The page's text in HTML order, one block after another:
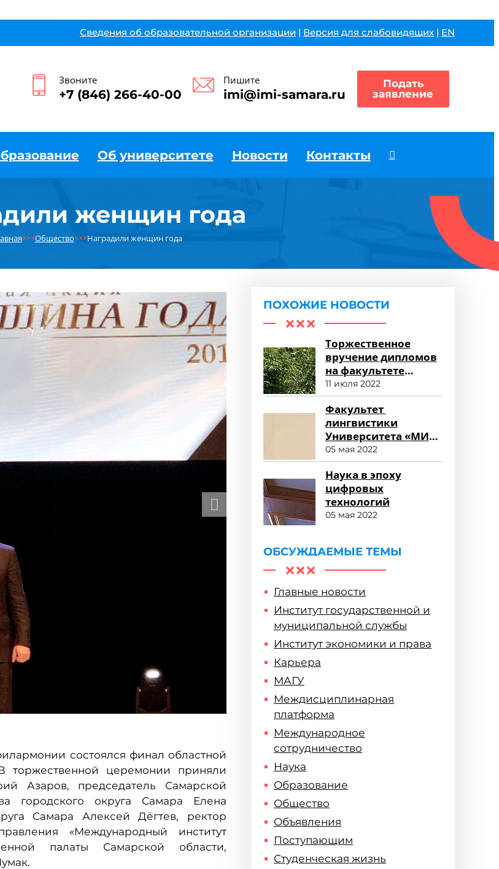
Сведения об образовательной организации | Версия для слабовидящих | EN
Звоните
+7 (846) 266-40-00
Пишите
imi@imi-samara.ru
Подать
заявление
Об университете Новости Контакты
женщин года
×××Общество×××Наградили женщин года
состоялся финал областной
торжественной церемонии приняли
Азаров, председатель Самарской
городского округа Самара Елена
Самара Алексей Дёгтев, ректор
«Международный институт
палаты Самарской области,
ПОХОЖИЕ НОВОСТИ
Торжественное
вручение дипломов
на факультете
среднего
профессионального
образования
11 июля 2022
Факультет
лингвистики
Университета «МИР»
глазами
работодателя
05 мая 2022
Наука в эпоху
цифровых
технологий
05 мая 2022
ОБСУЖДАЕМЫЕ ТЕМЫ
Главные новости
Институт государственной и
муниципальной службы
Институт экономики и права
Карьера
МАГУ
Междисциплинарная
платформа
Международное
сотрудничество
Наука
Образование
Общество
Объявления
Поступающим
Студенческая жизнь